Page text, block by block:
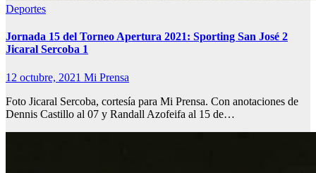
Deportes
Jornada 15 del Torneo Apertura 2021: Sporting San José 2
Jicaral Sercoba 1
12 octubre, 2021 Mi Prensa
Foto Jicaral Sercoba, cortesía para Mi Prensa. Con anotaciones de
Dennis Castillo al 07 y Randall Azofeifa al 15 de…